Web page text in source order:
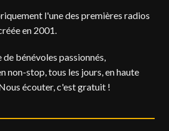
l'une des premières radios
en 2001.
bénévoles passionnés,
non-stop, tous les jours, en haute
écouter, c'est gratuit !